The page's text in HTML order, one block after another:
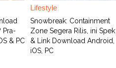
Pra-
& PC
Lifestyle
Snowbreak: Containment
Zone Segera Rilis, ini Spek
& Link Download Android,
iOS, PC